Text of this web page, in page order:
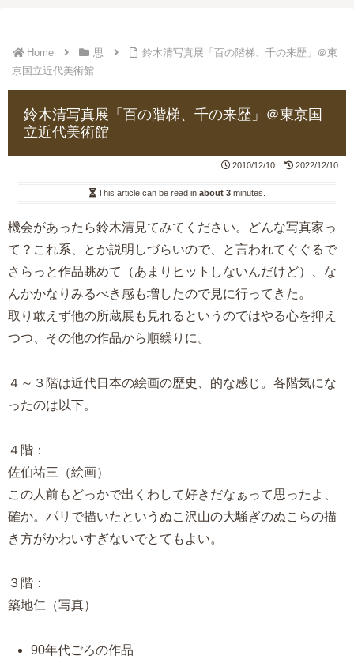
Home 思
鈴木清写真展「百の階梯、千の来歴」＠東
京国立近代美術館
鈴木清写真展「百の階梯、千の来歴」＠東京国
立近代美術館
2010/12/10 2022/12/10
This article can be read in about 3minutes.
機会があったら鈴木清見てみてください。どんな写真家っ
て？これ系、とか説明しづらいので、と言われてぐぐるで
さらっと作品眺めて（あまりヒットしないんだけど）、な
んかかなりみるべき感も増したので見に行ってきた。
取り敢えず他の所蔵展も見れるというのではやる心を抑え
つつ、その他の作品から順繰りに。
４～３階は近代日本の絵画の歴史、的な感じ。各階気にな
ったのは以下。
４階：
佐伯祐三（絵画）
この人前もどっかで出くわして好きだなぁって思ったよ、
確か。パリで描いたというぬこ沢山の大騒ぎのぬこらの描
き方がかわいすぎないでとてもよい。
３階：
築地仁（写真）
90年代ごろの作品